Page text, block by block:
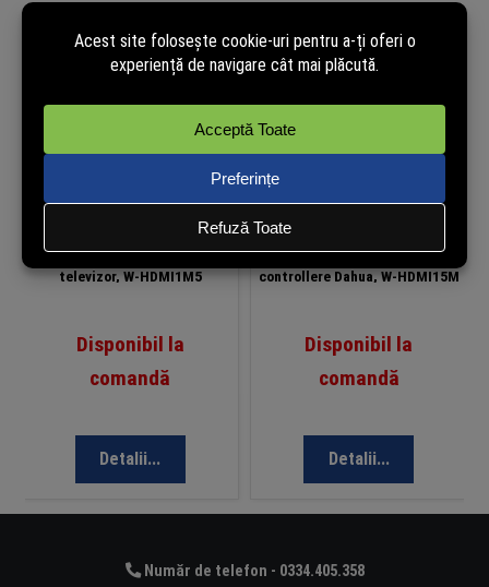
HDMI, Full HD 1080p, negru,
pentru DVR, NVR, monitor si
televizor, W-HDMI1M5
Disponibil la
comandă
Detalii...
tata-tata, 1080p, pentru video
wall, monitoare, DVR, NVR si
controllere Dahua, W-HDMI15M
Disponibil la
comandă
Detalii...
Număr de telefon - 0334.405.358